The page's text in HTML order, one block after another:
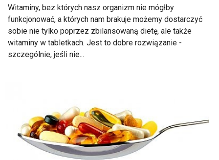
Witaminy, bez których nasz organizm nie mógłby
funkcjonować, a których nam brakuje możemy dostarczyć
sobie nie tylko poprzez zbilansowaną dietę, ale także
witaminy w tabletkach. Jest to dobre rozwiązanie -
szczególnie, jeśli nie...